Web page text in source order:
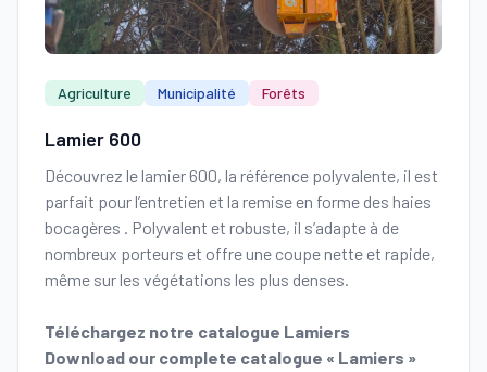
Agriculture Municipalité Forêts
Lamier 600
Découvrez le lamier 600, la référence polyvalente, il est
parfait pour l’entretien et la remise en forme des haies
bocagères . Polyvalent et robuste, il s’adapte à de
nombreux porteurs et offre une coupe nette et rapide,
même sur les végétations les plus denses.
Téléchargez notre catalogue Lamiers
Download our complete catalogue « Lamiers »